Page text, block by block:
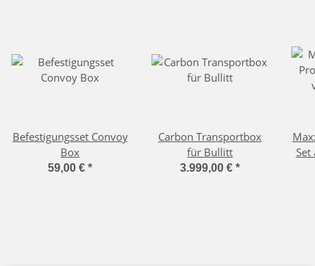
Befestigungsset Convoy
Box
59,00 € *
Carbon Transportbox
für Bullitt
3.999,00 € *